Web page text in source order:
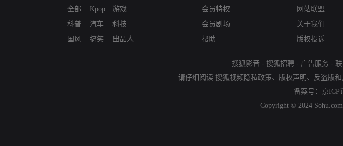
全部
科普
国风
Kpop
汽车
搞笑
游戏
科技
出品人
会员特权
会员剧场
帮助
网站联盟
关于我们
版权投诉
搜狐影音 - 搜狐招聘 - 广告服务 -
请仔细阅读 搜狐视频隐私政策、 版权声明 、 反盗版
备案号： 京ICP
Copyright © 2024